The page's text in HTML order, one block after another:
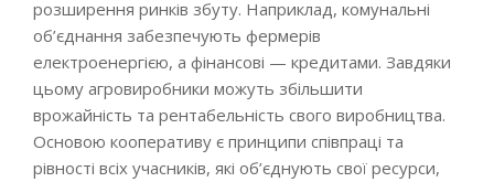
розширення ринків збуту. Наприклад, комунальні
об’єднання забезпечують фермерів
електроенергією, а фінансові — кредитами. Завдяки
цьому агровиробники можуть збільшити
врожайність та рентабельність свого виробництва.
Основою кооперативу є принципи співпраці та
рівності всіх учасників, які об’єднують свої ресурси,